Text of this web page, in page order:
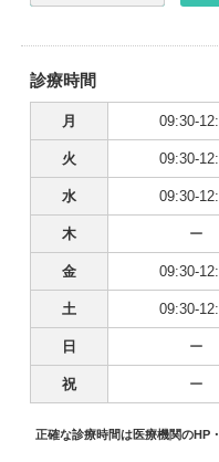
診療時間
月 09:30-
火 09:30-
水 09:30-
木 ー
金 09:30-
土 09:30-
日 ー
祝 ー
正確な診療時間は医療機関のHP